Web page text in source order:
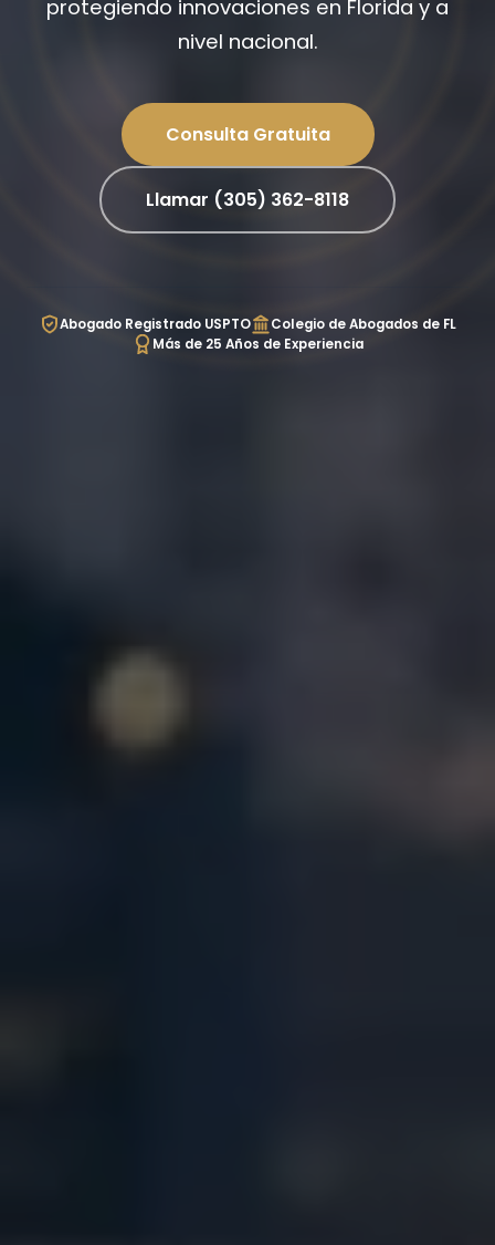
protegiendo innovaciones en Florida y a
nivel nacional.
Consulta Gratuita
Llamar (305) 362-8118
Abogado Registrado USPTO
Colegio de Abogados de FL
Más de 25 Años de Experiencia